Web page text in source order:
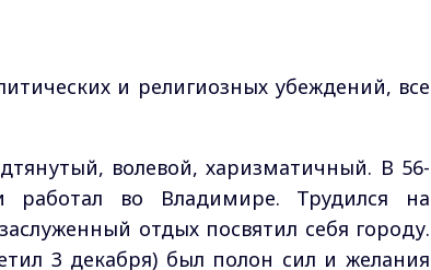
и религиозных убеждений, все
волевой, харизматичный. В 56-
во Владимире. Трудился на
отдых посвятил себя городу.
3 декабря) был полон сил и желания